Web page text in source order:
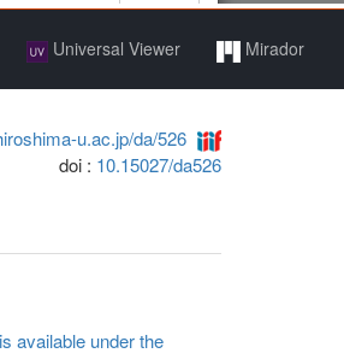
Universal Viewer Mirador
u.ac.jp/da/526
doi : 10.15027/da526
available under the